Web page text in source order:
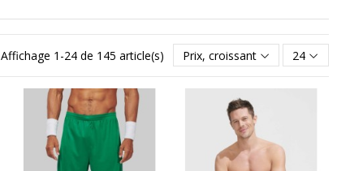
Affichage 1-24 de 145 article(s) Prix, croissant 24